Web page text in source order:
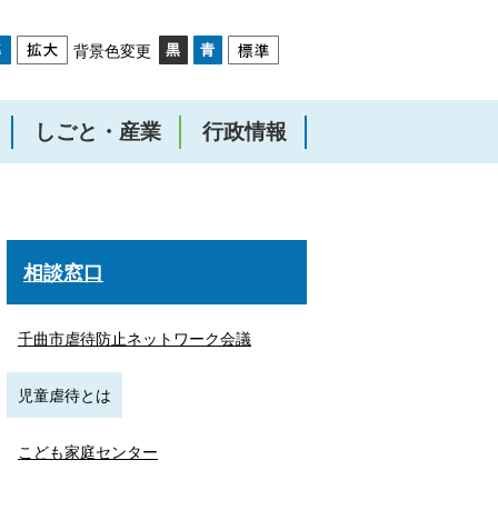
背景色変更
しごと・産業 行政情報
相談窓口
千曲市虐待防止ネットワーク会議
児童虐待とは
こども家庭センター